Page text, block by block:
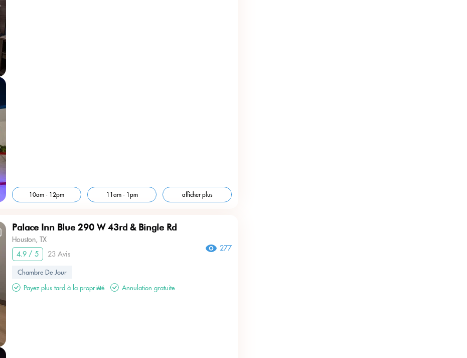
10am - 12pm 11am - 1pm afficher plus
Palace Inn Blue 290 W 43rd & Bingle Rd
Houston, TX
4.9 / 5
23 Avis
277
Chambre De Jour
Payez plus tard à la propriété
Annulation gratuite